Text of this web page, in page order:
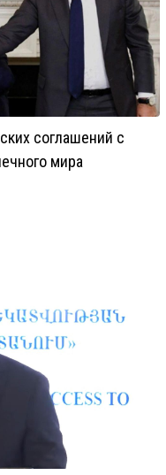
соглашений с
мира